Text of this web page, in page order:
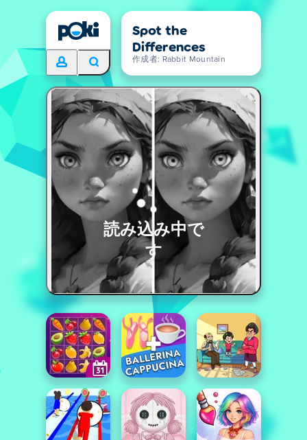
Spot the
Differences
作成者: Rabbit Mountain
読み込み中で
す